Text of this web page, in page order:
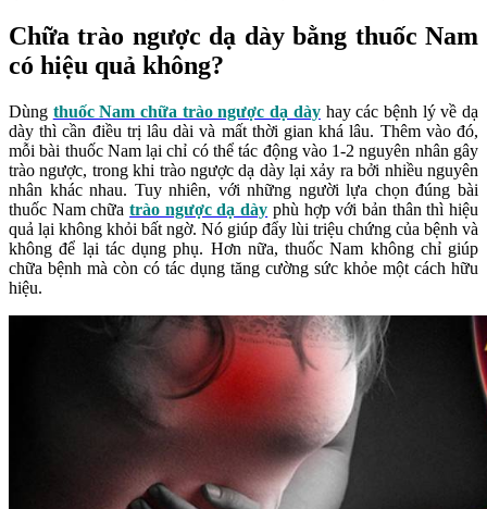
Chữa trào ngược dạ dày bằng thuốc Nam
có hiệu quả không?
Dùng thuốc Nam chữa trào ngược dạ dàyhay các bệnh lý về dạ
dày thì cần điều trị lâu dài và mất thời gian khá lâu. Thêm vào đó,
mỗi bài thuốc Nam lại chỉ có thể tác động vào 1-2 nguyên nhân gây
trào ngược, trong khi trào ngược dạ dày lại xảy ra bởi nhiều nguyên
nhân khác nhau. Tuy nhiên, với những người lựa chọn đúng bài
thuốc Nam chữatrào ngược dạ dày phù hợp với bản thân thì hiệu
quả lại không khỏi bất ngờ. Nó giúp đẩy lùi triệu chứng của bệnh và
không để lại tác dụng phụ. Hơn nữa, thuốc Nam không chỉ giúp
chữa bệnh mà còn có tác dụng tăng cường sức khỏe một cách hữu
hiệu.